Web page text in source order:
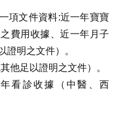
項文件資料:近一年寶寶
費用收據、近一年月子
證明之文件）。
他足以證明之文件）。
看診收據（中醫、西